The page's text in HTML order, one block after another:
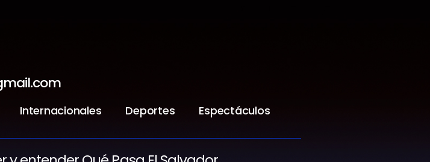
Internacionales Deportes Espectáculos